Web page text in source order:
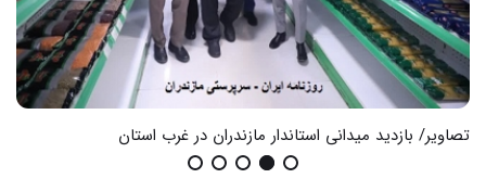
تصاویر/ بازدید میدانی استاندار مازندران در غرب استان